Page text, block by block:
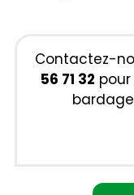
Contactez-
56 71 32